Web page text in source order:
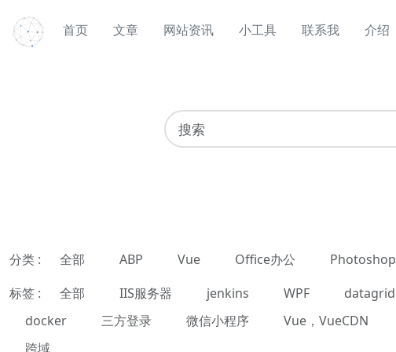
首页 文章 网站资讯 小工具 联系我 介绍
分类 : 全部 ABP Vue Office办公 Photoshop
标签 :
全部 IIS服务器 jenkins WPF datagrid
docker
三方登录 微信小程序 Vue，VueCDN
跨域